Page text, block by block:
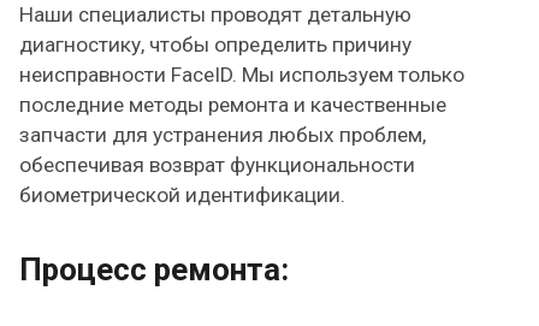
Наши специалисты проводят детальную
диагностику, чтобы определить причину
неисправности FaceID. Мы используем только
последние методы ремонта и качественные
запчасти для устранения любых проблем,
обеспечивая возврат функциональности
биометрической идентификации.
Процесс ремонта: